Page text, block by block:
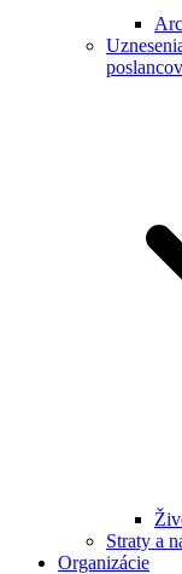
poslancov
Straty a
Organizácie